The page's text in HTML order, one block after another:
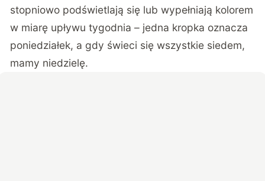
stopniowo podświetlają się lub wypełniają kolorem
w miarę upływu tygodnia – jedna kropka oznacza
poniedziałek, a gdy świeci się wszystkie siedem,
mamy niedzielę.